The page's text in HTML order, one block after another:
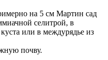
на 5 см Мартин сад
селитрой, в
или в междурядье из
почву.